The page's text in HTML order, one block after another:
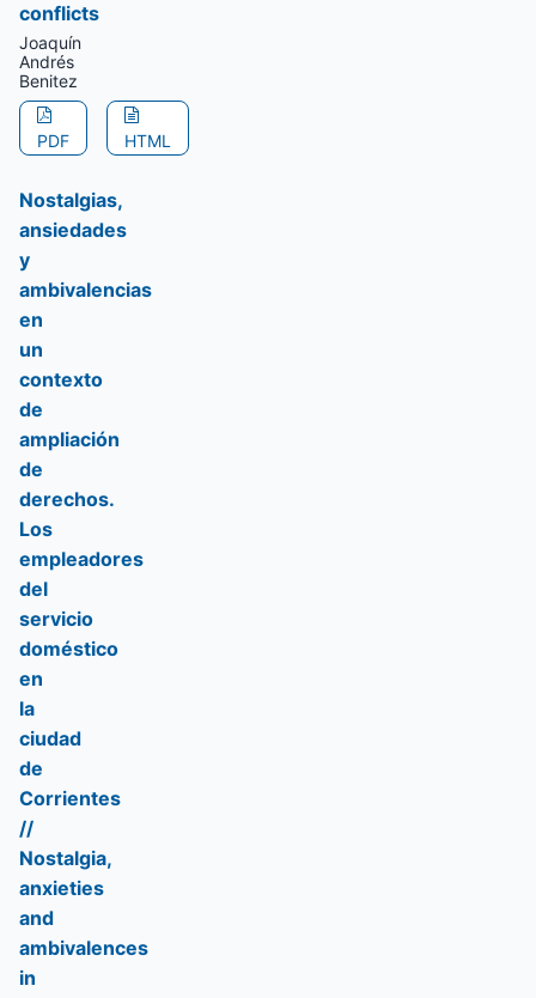
conflicts
Joaquín
Andrés
Benitez
PDF HTML
Nostalgias,
ansiedades
y
ambivalencias
en
un
contexto
de
ampliación
de
derechos.
Los
empleadores
del
servicio
doméstico
en
la
ciudad
de
Corrientes
//
Nostalgia,
anxieties
and
ambivalences
in